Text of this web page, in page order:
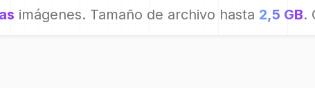
imágenes. Tamaño de archivo hasta 2,5 GB.